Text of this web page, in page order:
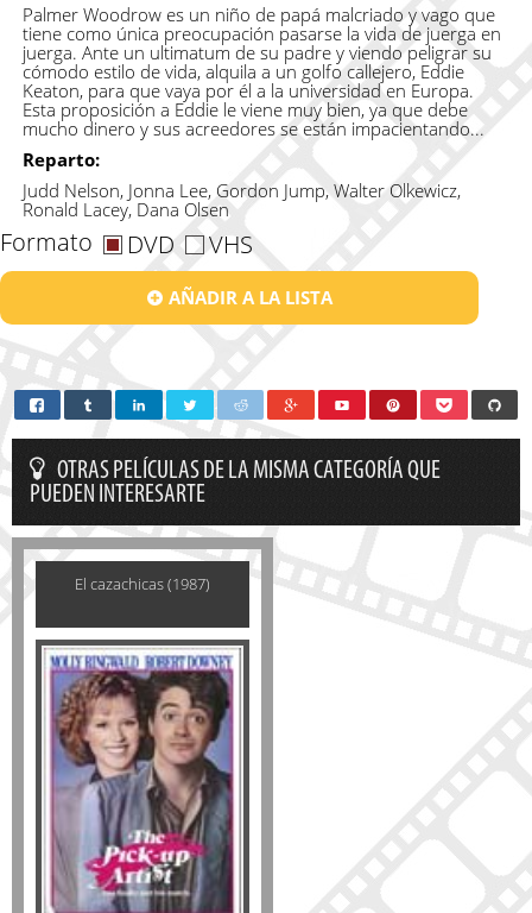
Palmer Woodrow es un niño de papá malcriado y vago que
tiene como única preocupación pasarse la vida de juerga en
juerga. Ante un ultimatum de su padre y viendo peligrar su
cómodo estilo de vida, alquila a un golfo callejero, Eddie
Keaton, para que vaya por él a la universidad en Europa.
Esta proposición a Eddie le viene muy bien, ya que debe
mucho dinero y sus acreedores se están impacientando...
Reparto:
Judd Nelson, Jonna Lee, Gordon Jump, Walter Olkewicz,
Ronald Lacey, Dana Olsen
Formato DVD VHS
AÑADIR A LA LISTA
OTRAS PELÍCULAS DE LA MISMA CATEGORÍA QUE
PUEDEN INTERESARTE
El cazachicas (1987)